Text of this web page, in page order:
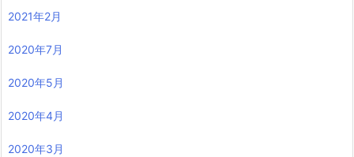
2021年2月
2020年7月
2020年5月
2020年4月
2020年3月